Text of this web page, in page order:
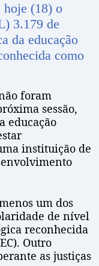
hoje (18) o
3.179 de
da educação
como
foram
sessão,
educação
instituição de
um dos
de nível
reconhecida
Outro
as justiças